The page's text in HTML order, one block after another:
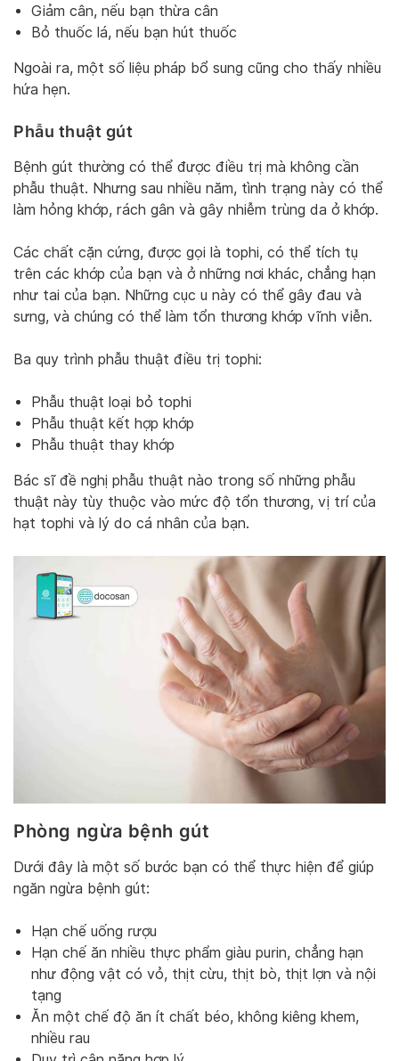
Giảm cân, nếu bạn thừa cân
Bỏ thuốc lá, nếu bạn hút thuốc
Ngoài ra, một số liệu pháp bổ sung cũng cho thấy nhiều
hứa hẹn.
Phẫu thuật gút
Bệnh gút thường có thể được điều trị mà không cần
phẫu thuật. Nhưng sau nhiều năm, tình trạng này có thể
làm hỏng khớp, rách gân và gây nhiễm trùng da ở khớp.
Các chất cặn cứng, được gọi là tophi, có thể tích tụ
trên các khớp của bạn và ở những nơi khác, chẳng hạn
như tai của bạn. Những cục u này có thể gây đau và
sưng, và chúng có thể làm tổn thương khớp vĩnh viễn.
Ba quy trình phẫu thuật điều trị tophi:
Phẫu thuật loại bỏ tophi
Phẫu thuật kết hợp khớp
Phẫu thuật thay khớp
Bác sĩ đề nghị phẫu thuật nào trong số những phẫu
thuật này tùy thuộc vào mức độ tổn thương, vị trí của
hạt tophi và lý do cá nhân của bạn.
Phòng ngừa bệnh gút
Dưới đây là một số bước bạn có thể thực hiện để giúp
ngăn ngừa bệnh gút:
Hạn chế uống rượu
Hạn chế ăn nhiều thực phẩm giàu purin, chẳng hạn
như động vật có vỏ, thịt cừu, thịt bò, thịt lợn và nội
tạng
Ăn một chế độ ăn ít chất béo, không kiêng khem,
nhiều rau